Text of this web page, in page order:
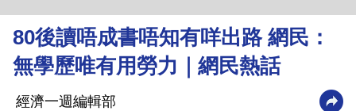
理
財
商
業
80後讀唔成書唔知有咩出路 網民：
無學歷唯有用勞力｜網民熱話
經濟一週編輯部